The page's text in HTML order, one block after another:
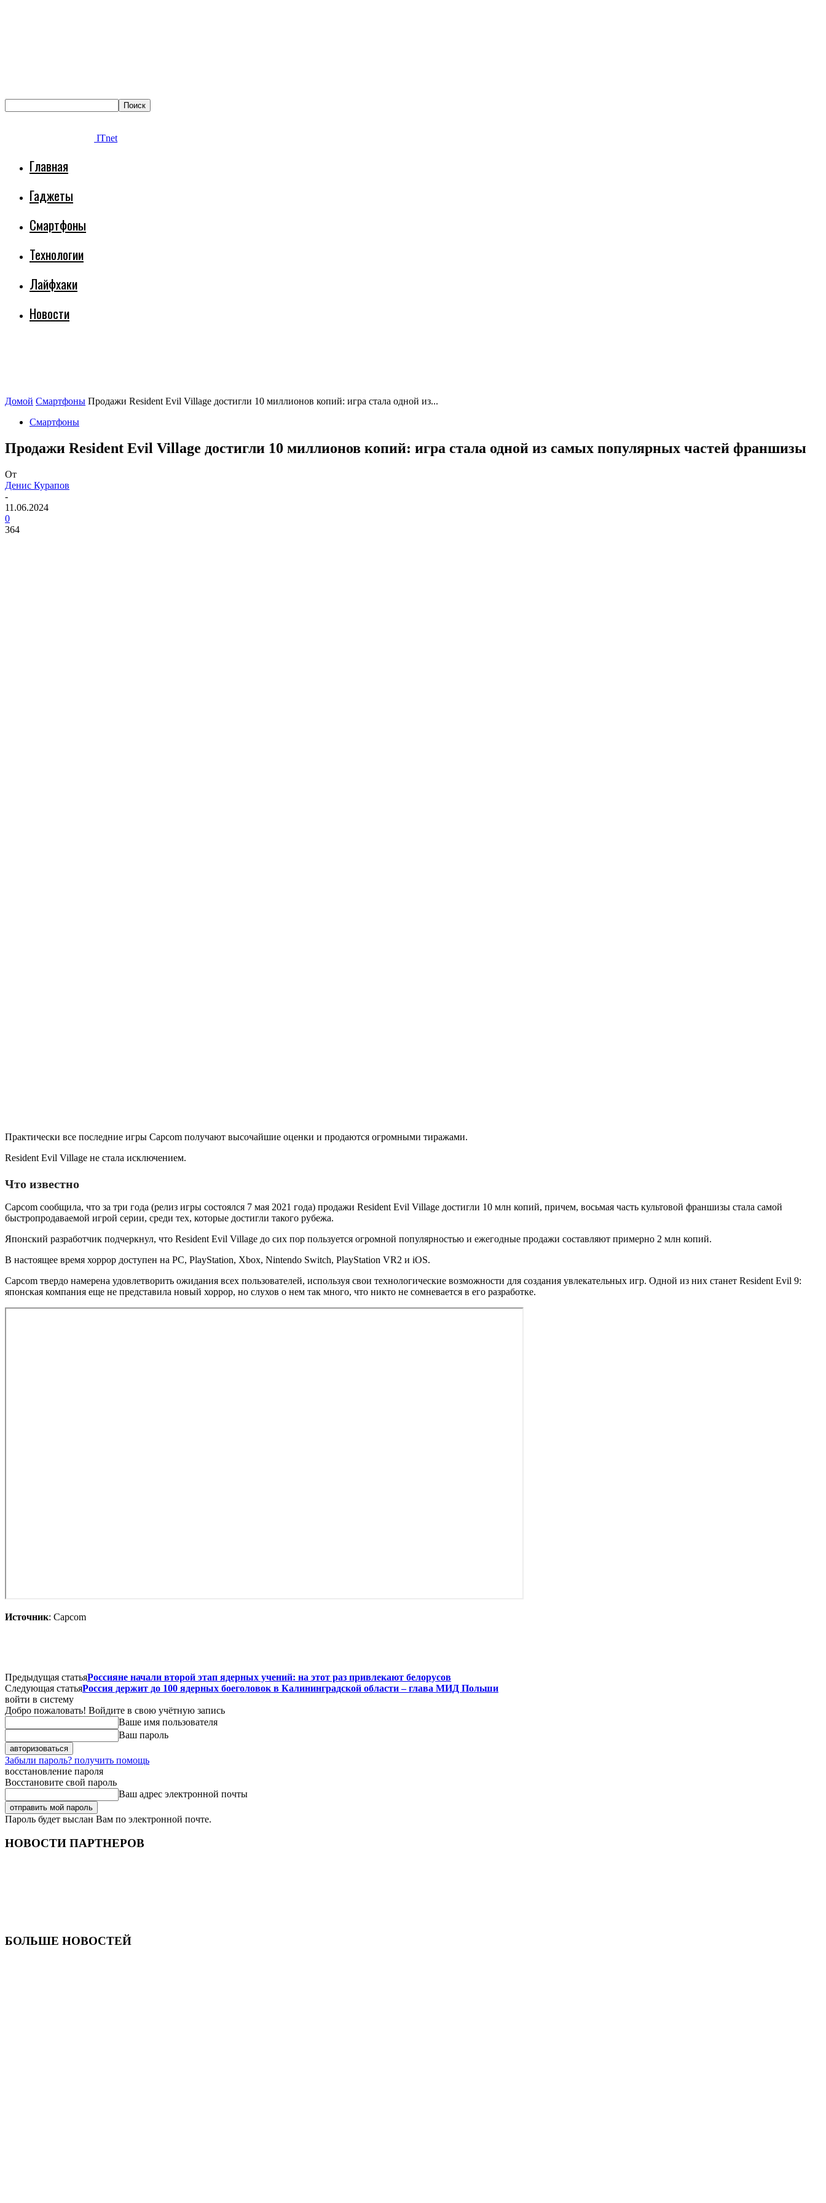
ITnet
Главная
Гаджеты
Смартфоны
Технологии
Лайфхаки
Новости
Домой Смартфоны Продажи Resident Evil Village достигли 10 миллионов копий: игра стала одной из...
Смартфоны
Продажи Resident Evil Village достигли 10 миллионов копий: игра стала одной из самых популярных частей франшизы
От
Денис Курапов
-
11.06.2024
0
364
Практически все последние игры Capcom получают высочайшие оценки и продаются огромными тиражами.
Resident Evil Village не стала исключением.
Что известно
Capcom сообщила, что за три года (релиз игры состоялся 7 мая 2021 года) продажи Resident Evil Village достигли 10 млн копий, причем, восьмая часть культовой франшизы стала самой
быстропродаваемой игрой серии, среди тех, которые достигли такого рубежа.
Японский разработчик подчеркнул, что Resident Evil Village до сих пор пользуется огромной популярностью и ежегодные продажи составляют примерно 2 млн копий.
В настоящее время хоррор доступен на PC, PlayStation, Xbox, Nintendo Switch, PlayStation VR2 и iOS.
Capcom твердо намерена удовлетворить ожидания всех пользователей, используя свои технологические возможности для создания увлекательных игр. Одной из них станет Resident Evil 9:
японская компания еще не представила новый хоррор, но слухов о нем так много, что никто не сомневается в его разработке.
Источник: Capcom
Предыдущая статьяРоссияне начали второй этап ядерных учений: на этот раз привлекают белорусов
Следующая статьяРоссия держит до 100 ядерных боеголовок в Калининградской области – глава МИД Польши
войти в систему
Добро пожаловать! Войдите в свою учётную запись
Ваше имя пользователя
Ваш пароль
Забыли пароль? получить помощь
восстановление пароля
Восстановите свой пароль
Ваш адрес электронной почты
Пароль будет выслан Вам по электронной почте.
НОВОСТИ ПАРТНЕРОВ
БОЛЬШЕ НОВОСТЕЙ